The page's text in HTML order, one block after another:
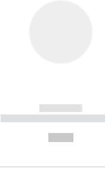
------------
----------- -----------